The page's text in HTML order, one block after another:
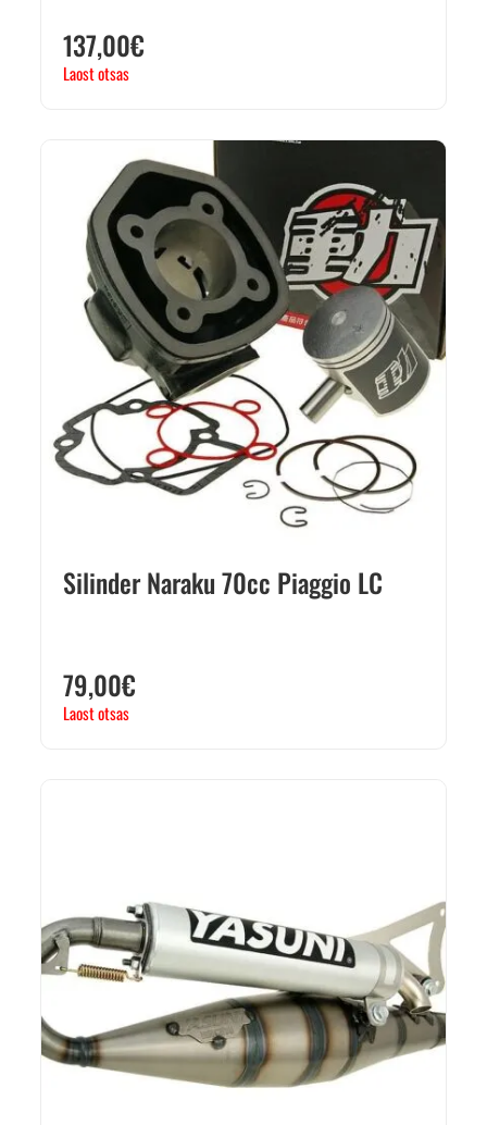
137,00€
Laost otsas
Silinder Naraku 70cc Piaggio LC
79,00€
Laost otsas